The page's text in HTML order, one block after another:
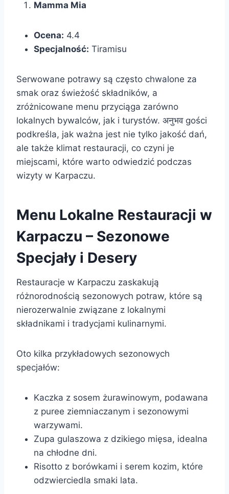
Mamma Mia
Ocena: 4.4
Specjalność: Tiramisu
Serwowane potrawy są często chwalone za
smak oraz świeżość składników, a
zróżnicowane menu przyciąga zarówno
lokalnych bywalców, jak i turystów. अनुभव gości
podkreśla, jak ważna jest nie tylko jakość dań,
ale także klimat restauracji, co czyni je
miejscami, które warto odwiedzić podczas
wizyty w Karpaczu.
Menu Lokalne Restauracji w
Karpaczu – Sezonowe
Specjały i Desery
Restauracje w Karpaczu zaskakują
różnorodnością sezonowych potraw, które są
nierozerwalnie związane z lokalnymi
składnikami i tradycjami kulinarnymi.
Oto kilka przykładowych sezonowych
specjałów:
Kaczka z sosem żurawinowym, podawana
z puree ziemniaczanym i sezonowymi
warzywami.
Zupa gulaszowa z dzikiego mięsa, idealna
na chłodne dni.
Risotto z borówkami i serem kozim, które
odzwierciedla smaki lata.